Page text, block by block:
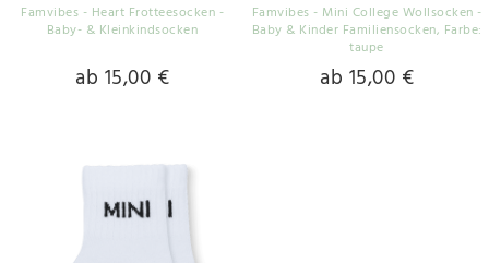
Famvibes - Heart Frotteesocken -
Baby- & Kleinkindsocken
ab 15,00 €
Famvibes - Mini College Wollsocken -
Baby & Kinder Familiensocken, Farbe:
taupe
ab 15,00 €